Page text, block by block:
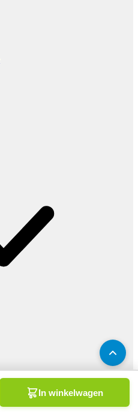
In winkelwagen